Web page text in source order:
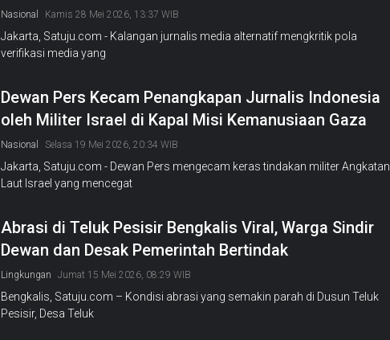
Nasional Kamis 28 Mei 2026, 13:37 WIB
Jakarta, Satuju.com - Kalangan jurnalis media alternatif mengkritik pola
verifikasi media yang
Dewan Pers Kecam Penangkapan Jurnalis Indonesia
oleh Militer Israel di Kapal Misi Kemanusiaan Gaza
Nasional Selasa 19 Mei 2026, 20:34 WIB
Jakarta, Satuju.com - Dewan Pers mengecam keras tindakan militer Angkatan
Laut Israel yang mencegat
Abrasi di Teluk Pesisir Bengkalis Viral, Warga Sindir
Dewan dan Desak Pemerintah Bertindak
Lingkungan Jumat 15 Mei 2026, 08:29 WIB
Bengkalis, Satuju.com – Kondisi abrasi yang semakin parah di Dusun Teluk
Pesisir, Desa Teluk